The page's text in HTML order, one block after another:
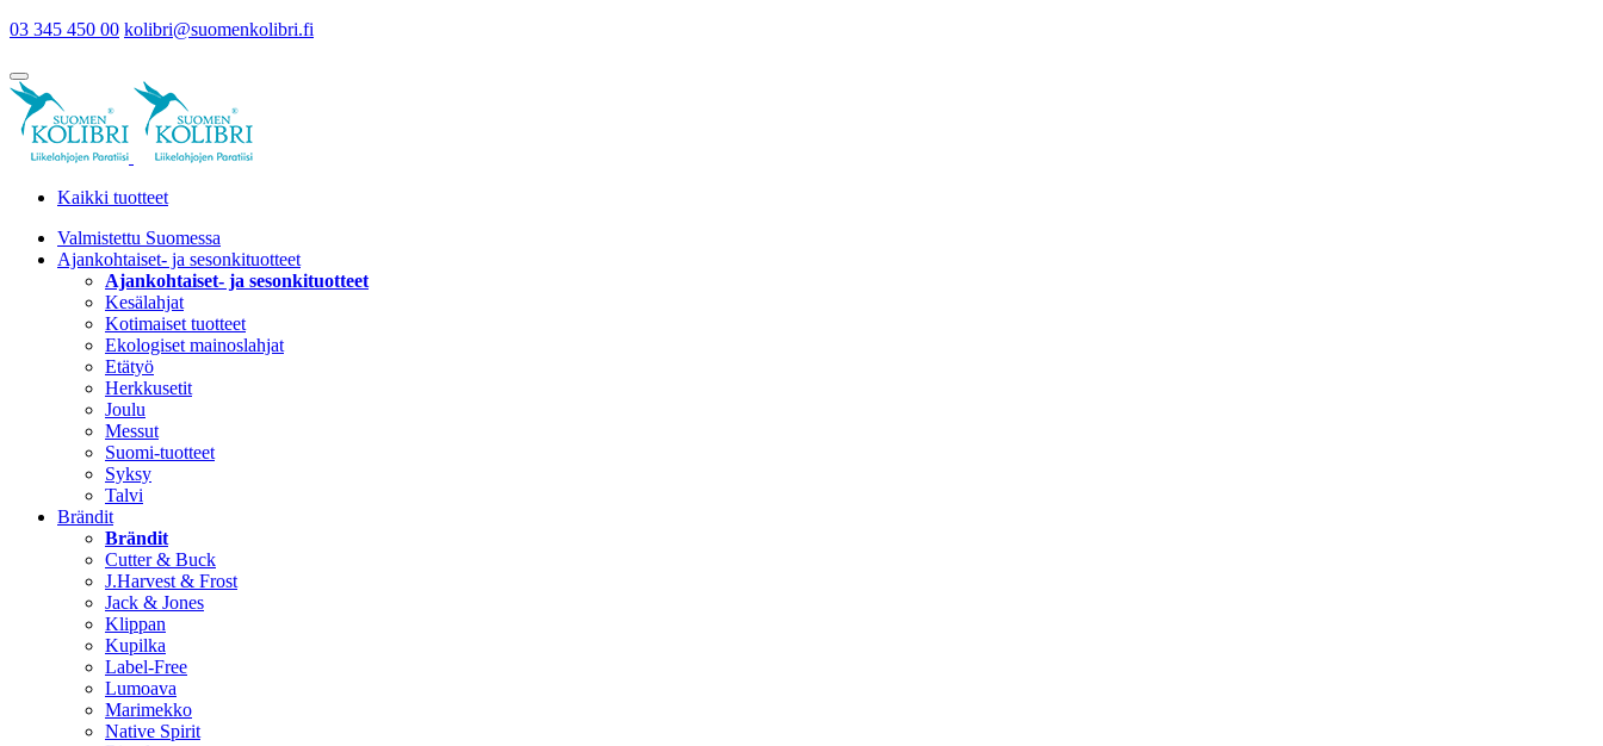
03 345 450 00 kolibri@suomenkolibri.fi
Kaikki tuotteet
Valmistettu Suomessa
Ajankohtaiset- ja sesonkituotteet
Ajankohtaiset- ja sesonkituotteet
Kesälahjat
Kotimaiset tuotteet
Ekologiset mainoslahjat
Etätyö
Herkkusetit
Joulu
Messut
Suomi-tuotteet
Syksy
Talvi
Brändit
Brändit
Cutter & Buck
J.Harvest & Frost
Jack & Jones
Klippan
Kupilka
Label-Free
Lumoava
Marimekko
Native Spirit